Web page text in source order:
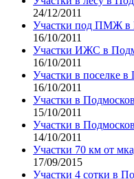
24/12/2011
Участки под ПМЖ в
16/10/2011
Участки ИЖС в
16/10/2011
Участки в поселке в
16/10/2011
Участки в
15/10/2011
Участки в
14/10/2011
Участки 70 км от
17/09/2015
Участки 4 сотки в